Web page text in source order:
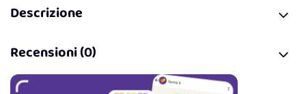
Descrizione
Recensioni (0)